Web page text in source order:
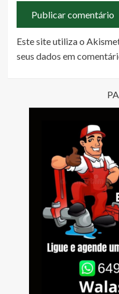
Este site utiliza o
seus dados em